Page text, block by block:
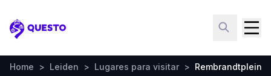
Questo
Home > Leiden > Lugares para visitar > Rembrandtplein